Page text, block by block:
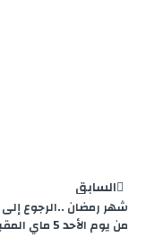
السابق
شهر رمضان ..الرجوع
من يوم الأحد 5 ماي المقبل ..